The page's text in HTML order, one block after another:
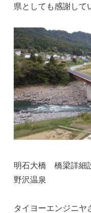
県としても感謝して
明石大橋 橋梁詳細
野沢温泉
タイヨーエンジニヤ